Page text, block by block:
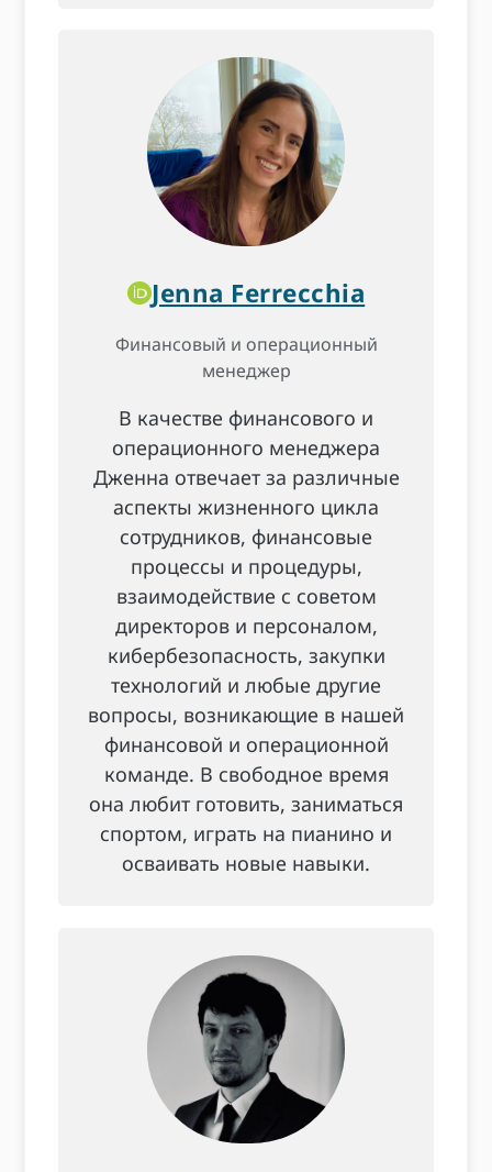
Jenna Ferrecchia
Финансовый и операционный
менеджер
В качестве финансового и
операционного менеджера
Дженна отвечает за различные
аспекты жизненного цикла
сотрудников, финансовые
процессы и процедуры,
взаимодействие с советом
директоров и персоналом,
кибербезопасность, закупки
технологий и любые другие
вопросы, возникающие в нашей
финансовой и операционной
команде. В свободное время
она любит готовить, заниматься
спортом, играть на пианино и
осваивать новые навыки.